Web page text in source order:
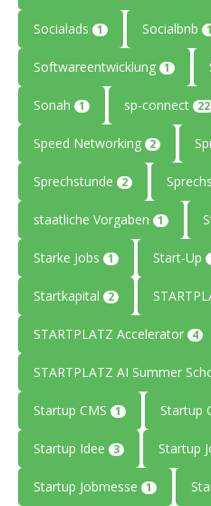
Socialads 1 Socialbnb
Softwareentwicklung 1
Sonah 1 sp-connect 22
Speed Networking 2
Sprechstunde 2
staatliche Vorgaben 1
Starke Jobs 1 Start-Up
Startkapital 2
STARTPLATZ Accelerator 4
STARTPLATZ AI Summer
Startup CMS 1 Startup
Startup Idee 3 Startup
Startup Jobmesse 1